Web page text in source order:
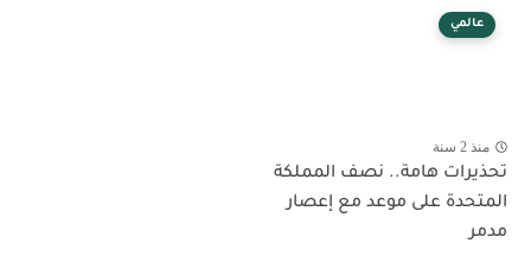
عالمي
منذ 2 سنة
تحذيرات هامة.. نصف المملكة
المتحدة على موعد مع إعصار
مدمر